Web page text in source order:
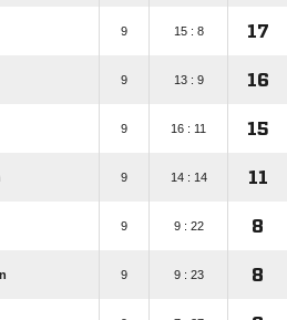
9 15 : 8 17
9 13 : 9 16
9 16 : 11 15
9 14 : 14 11
9 9 : 22 8
9 9 : 23 8